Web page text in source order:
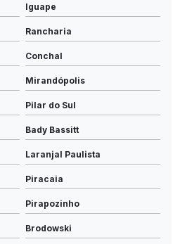
Iguape
Rancharia
Conchal
Mirandópolis
Pilar do Sul
Bady Bassitt
Laranjal Paulista
Piracaia
Pirapozinho
Brodowski